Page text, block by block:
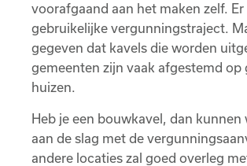
voorafgaand aan het maken zelf. Er
gebruikelijke vergunningstraject.
gegeven dat kavels die worden
gemeenten zijn vaak afgestemd op
huizen.
Heb je een bouwkavel, dan kunnen
aan de slag met de
andere locaties zal goed overleg